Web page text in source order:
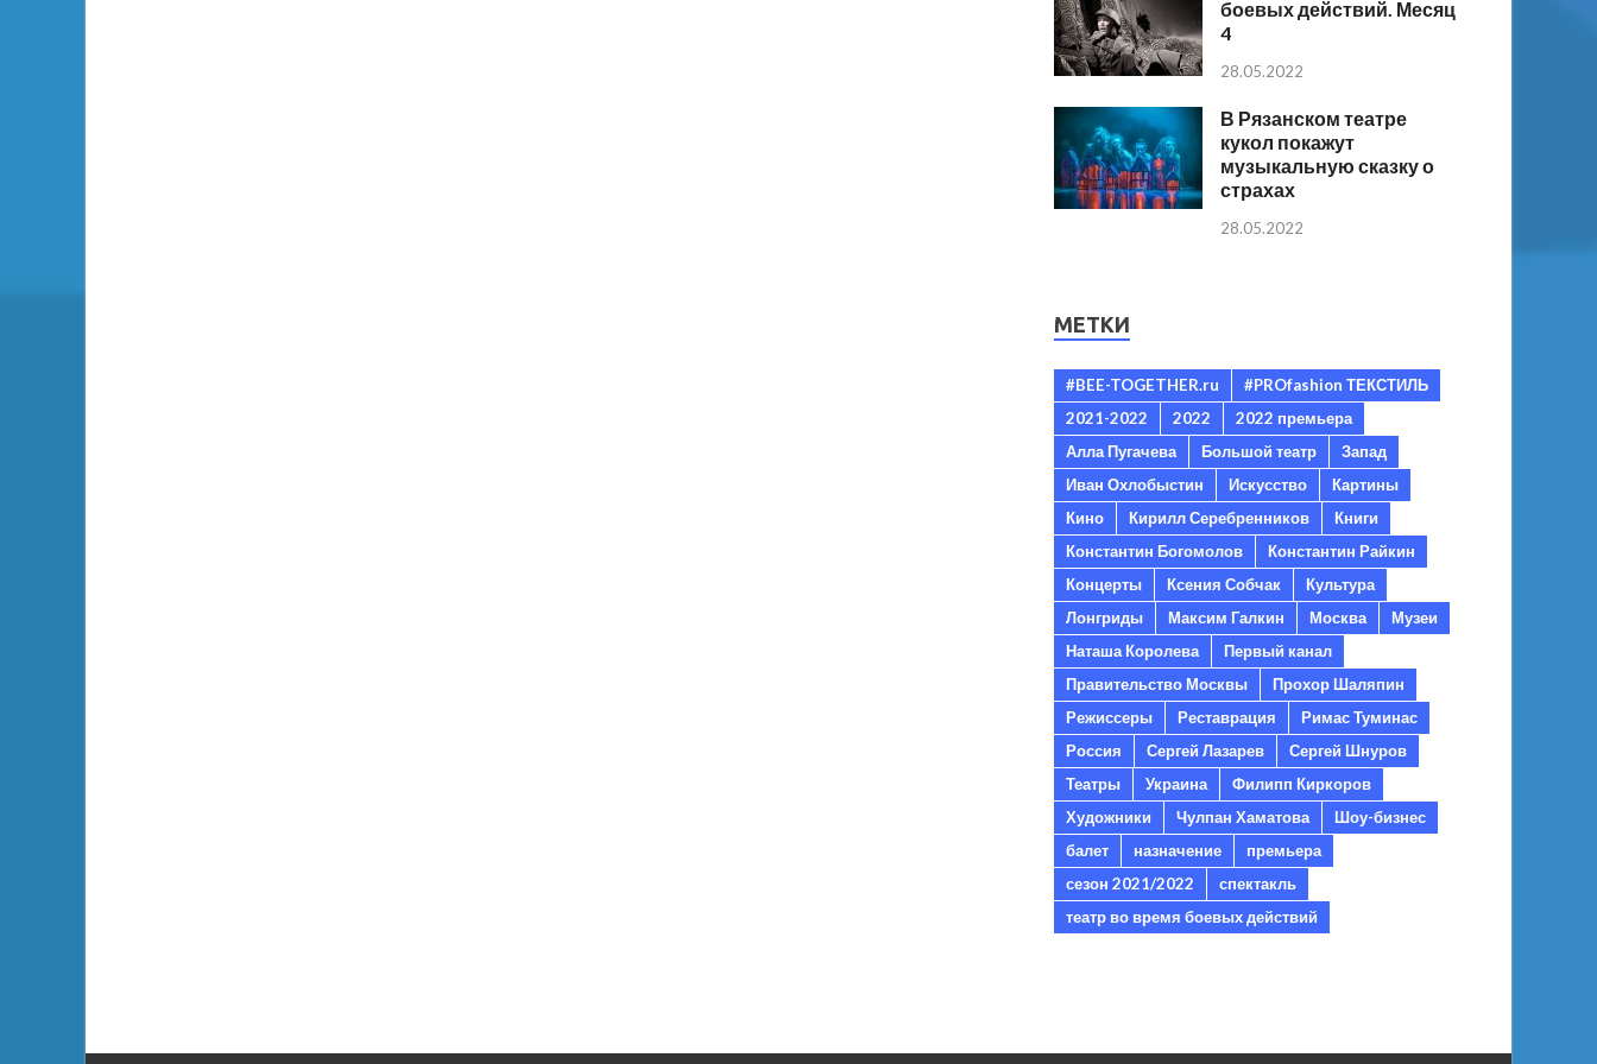
боевых действий. Месяц
4
28.05.2022
В Рязанском театре
кукол покажут
музыкальную сказку о
страхах
28.05.2022
МЕТКИ
#BEE-TOGETHER.ru
#PROfashion ТЕКСТИЛЬ
2021-2022
2022
2022 премьера
Алла Пугачева
Большой театр
Запад
Иван Охлобыстин
Искусство
Картины
Кино
Кирилл Серебренников
Книги
Константин Богомолов
Константин Райкин
Концерты
Ксения Собчак
Культура
Лонгриды
Максим Галкин Москва
Музеи
Наташа Королева
Первый канал
Правительство Москвы
Прохор Шаляпин
Режиссеры
Реставрация
Римас Туминас
Россия
Сергей Лазарев
Сергей Шнуров
Театры
Украина
Филипп Киркоров
Художники
Чулпан Хаматова
Шоу-бизнес
балет
назначение
премьера
сезон 2021/2022
спектакль
театр во время боевых действий